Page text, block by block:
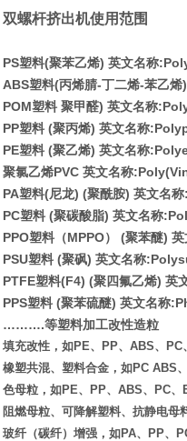
双螺杆挤出机使用范围
PS塑料(聚苯乙烯) 英文名称
ABS塑料(丙烯腈-丁二烯-苯乙烯)
POM塑料 聚甲醛) 英文名称
PP塑料 (聚丙烯) 英文名称
PE塑料 (聚乙烯) 英文名称
聚氯乙烯PVC 英文名称
PA塑料(尼龙) (聚酰胺) 英文名称
PC塑料 (聚碳酸脂) 英文名称
PPO塑料（MPPO） (聚苯醚) 英
PSU塑料 (聚砜) 英文名称
PTFE塑料(F4) (聚四氟乙烯) 英
PPS塑料 (聚苯硫醚) 英文名称
……….等塑料加工改性造粒
填充改性，如PE、PP、ABS、
橡塑共混、塑料合金，如PC ABS
色母粒，如PE、PP、ABS、PC、
阻燃母粒、可降解塑料、抗静电母
玻纤（碳纤）增强，如PA、PP、